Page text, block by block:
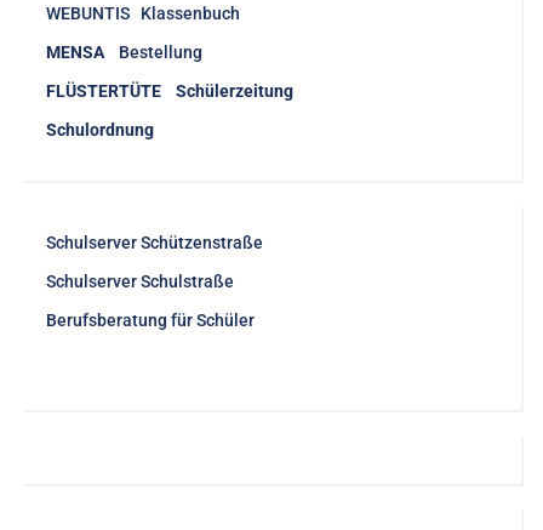
WEBUNTIS Klassenbuch
MENSA Bestellung
FLÜSTERTÜTE Schülerzeitung
Schulordnung
Schulserver Schützenstraße
Schulserver Schulstraße
Berufsberatung für Schüler